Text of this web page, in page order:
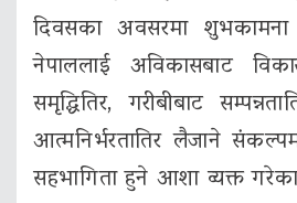
दिवसका अवसरमा
नेपाललाई अविकासबाट
समृद्धितिर, गरीबीबाट
आत्मनिर्भरतातिर लैजाने
सहभागिता हुने आशा व्यक्त